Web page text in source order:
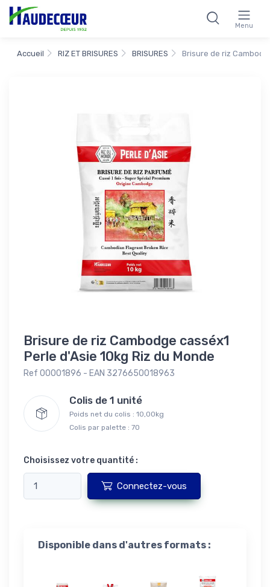
Menu
Accueil RIZ ET BRISURES BRISURES Brisure de riz
Brisure de riz Cambodge casséx1
Perle d'Asie 10kg Riz du Monde
Ref 00001896 - EAN 3276650018963
Colis de 1 unité
Poids net du colis : 10,00kg
Colis par palette : 70
Choisissez votre quantité :
Connectez-vous
Disponible dans d'autres formats :